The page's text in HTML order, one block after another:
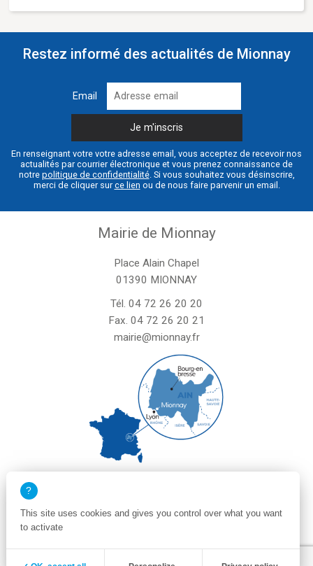
Restez informé des actualités de Mionnay
Email
En renseignant votre votre adresse email, vous acceptez de recevoir nos
actualités par courrier électronique et vous prenez connaissance de
notre politique de confidentialité. Si vous souhaitez vous désinscrire,
merci de cliquer surce lien ou de nous faire parvenir un email.
Mairie de Mionnay
Place Alain Chapel
01390 MIONNAY
Tél. 04 72 26 20 20
Fax. 04 72 26 20 21
mairie@mionnay.fr
le vendredi de 8h30 à 12h et de 13h30 à 16h30
un samedi matin sur deux de 8h30 à 12h
Zone membre Mentions légales
This site uses cookies and gives you control over what you want
to activate